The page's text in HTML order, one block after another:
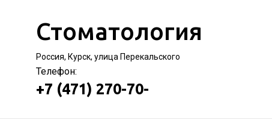
Стоматология
Россия, Курск, улица Перекальского
Телефон:
+7 (471) 270-70-